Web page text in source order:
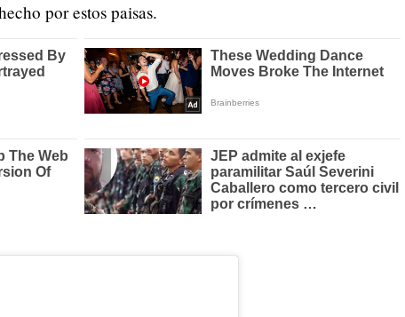
por estos paisas.